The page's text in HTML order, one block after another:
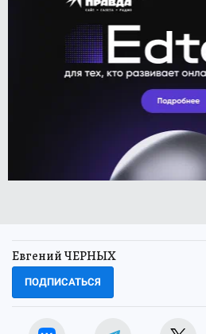
Евгений ЧЕРНЫХ
ПОДПИСАТЬСЯ